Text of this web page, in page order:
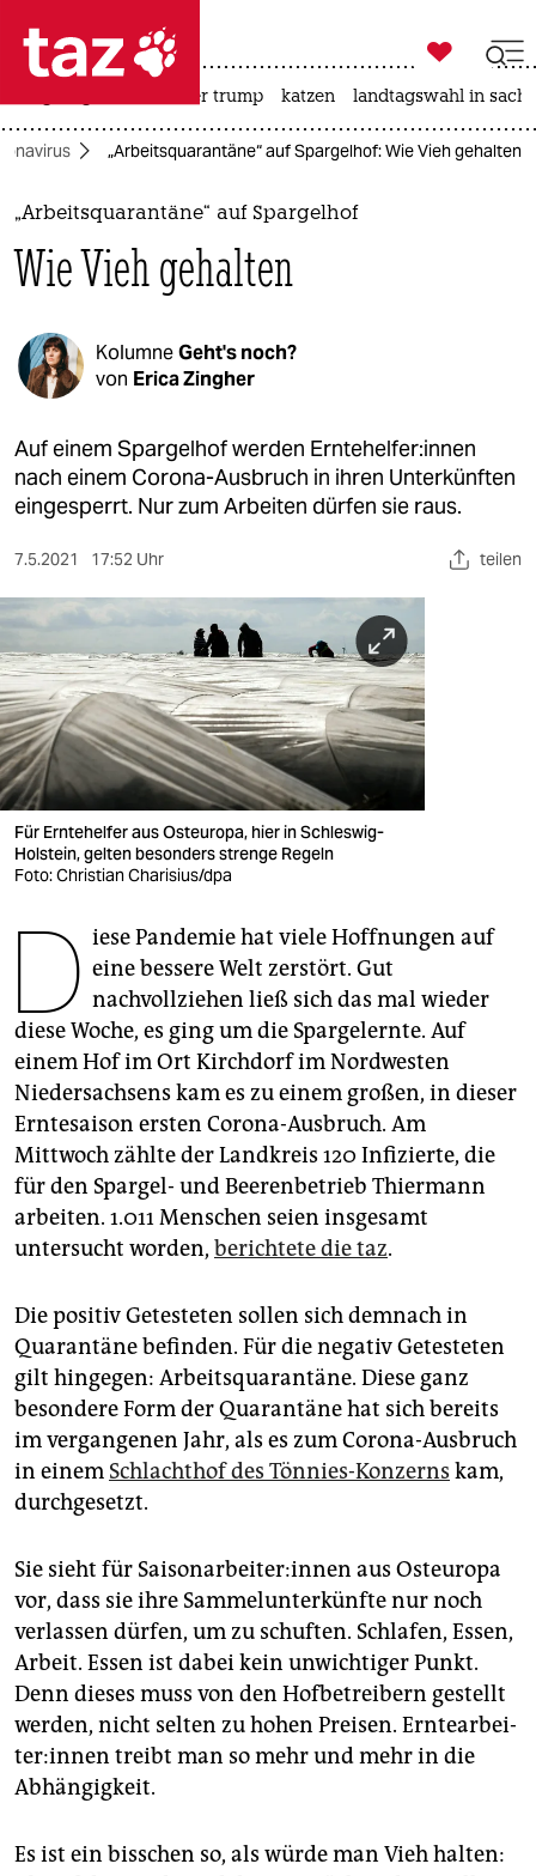
 taz zahl ich
taz zahl ich
themen
politik
öko
gesellschaft
kultur
sport
nord
wahrheit
verlag
verlag
veranstaltungen
shop
fragen & hilfe
unterstützen
genossenschaft
epaper login

taz zahl ich
usa unter trump katzen landtagswahl in
„Arbeitsquarantäne“ auf Spargelhof: Wie Vieh gehalten
„Arbeitsquarantäne“ auf Spargelhof
Wie Vieh gehalten
KolumneGeht's noch?
von Erica Zingher
Auf einem Spargelhof werden Ern­te­hel­fe­r:in­nen
nach einem Corona-Ausbruch in ihren Unterkünften
eingesperrt. Nur zum Arbeiten dürfen sie raus.
7.5.2021 17:52 Uhr teilen
Für Erntehelfer aus Osteuropa, hier in Schleswig-
Holstein, gelten besonders strenge Regeln
Foto: Christian Charisius/dpa
D iese Pandemie hat viele Hoffnungen auf
eine bessere Welt zerstört. Gut
nachvollziehen ließ sich das mal wieder
diese Woche, es ging um die Spargelernte. Auf
einem Hof im Ort Kirchdorf im Nordwesten
Niedersachsens kam es zu einem großen, in dieser
Erntesaison ersten Corona-Ausbruch. Am
Mittwoch zählte der Landkreis 120 Infizierte, die
für den Spargel- und Beerenbetrieb Thiermann
arbeiten. 1.011 Menschen seien insgesamt
untersucht worden, berichtete die taz.
Die positiv Getesteten sollen sich demnach in
Quarantäne befinden. Für die negativ Getesteten
gilt hingegen: Arbeitsquarantäne. Diese ganz
besondere Form der Quarantäne hat sich bereits
im vergangenen Jahr, als es zum Corona-Ausbruch
in einem Schlachthof des Tönnies-Konzerns kam,
durchgesetzt.
Sie sieht für Sai­son­ar­bei­te­r:in­nen aus Osteuropa
vor, dass sie ihre Sammelunterkünfte nur noch
verlassen dürfen, um zu schuften. Schlafen, Essen,
Arbeit. Essen ist dabei kein unwichtiger Punkt.
Denn dieses muss von den Hofbetreibern gestellt
werden, nicht selten zu hohen Preisen. Ern­te­ar­bei­
te­r:in­nen treibt man so mehr und mehr in die
Abhängigkeit.
Es ist ein bisschen so, als würde man Vieh halten: